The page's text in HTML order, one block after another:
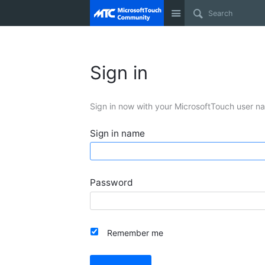
Site
Sign in
Sign in now with your MicrosoftTouch user
Sign in name
Password
Remember me